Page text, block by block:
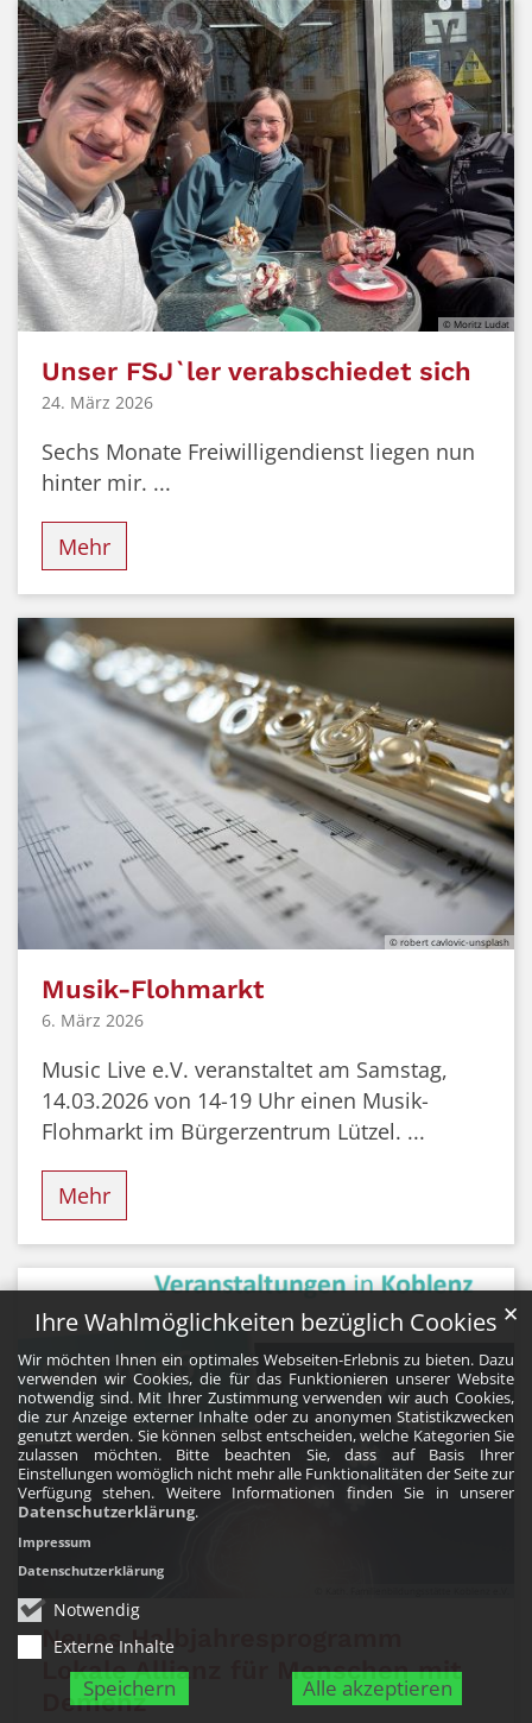
Ihre Wahlmöglichkeiten bezüglich Cookies
Wir möchten Ihnen ein optimales Webseiten-Erlebnis zu bieten. Dazu
verwenden wir Cookies, die für das Funktionieren unserer Website
notwendig sind. Mit Ihrer Zustimmung verwenden wir auch Cookies,
die zur Anzeige externer Inhalte oder zu anonymen Statistikzwecken
genutzt werden. Sie können selbst entscheiden, welche Kategorien Sie
zulassen möchten. Bitte beachten Sie, dass auf Basis Ihrer
Einstellungen womöglich nicht mehr alle Funktionalitäten der Seite zur
Verfügung stehen. Weitere Informationen finden Sie in unserer
Datenschutzerklärung.
Notwendig
Externe Inhalte
Speichern Alle akzeptieren
✕
Impressum
Datenschutzerklärung
© Moritz Ludat
Unser FSJ`ler verabschiedet sich
24. März 2026
Sechs Monate Freiwilligendienst liegen nun
hinter mir. ...
Mehr
© robert cavlovic-unsplash
Musik-Flohmarkt
6. März 2026
Music Live e.V. veranstaltet am Samstag,
14.03.2026 von 14-19 Uhr einen Musik-
Flohmarkt im Bürgerzentrum Lützel. ...
Mehr
Neues Halbjahresprogramm
Lokale Allianz für Menschen mit
Demenz